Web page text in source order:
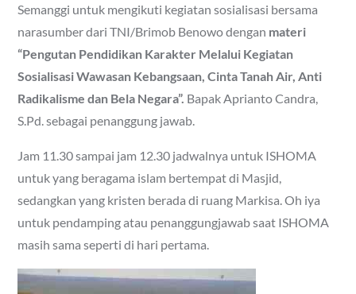
Semanggi untuk mengikuti kegiatan sosialisasi bersama
narasumber dari TNI/Brimob Benowo dengan materi
“Pengutan Pendidikan Karakter Melalui Kegiatan
Sosialisasi Wawasan Kebangsaan, Cinta Tanah Air, Anti
Radikalisme dan Bela Negara”. Bapak Aprianto Candra,
S.Pd. sebagai penanggung jawab.
Jam 11.30 sampai jam 12.30 jadwalnya untuk ISHOMA
untuk yang beragama islam bertempat di Masjid,
sedangkan yang kristen berada di ruang Markisa. Oh iya
untuk pendamping atau penanggungjawab saat ISHOMA
masih sama seperti di hari pertama.